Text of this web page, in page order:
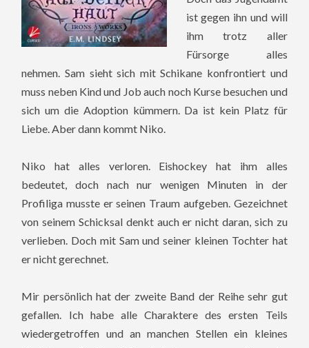
ist gegen ihn und will
ihm trotz aller
Fürsorge alles
nehmen. Sam sieht sich mit Schikane konfrontiert und
muss neben Kind und Job auch noch Kurse besuchen und
sich um die Adoption kümmern. Da ist kein Platz für
Liebe. Aber dann kommt Niko.
Niko hat alles verloren. Eishockey hat ihm alles
bedeutet, doch nach nur wenigen Minuten in der
Profiliga musste er seinen Traum aufgeben. Gezeichnet
von seinem Schicksal denkt auch er nicht daran, sich zu
verlieben. Doch mit Sam und seiner kleinen Tochter hat
er nicht gerechnet.
Mir persönlich hat der zweite Band der Reihe sehr gut
gefallen. Ich habe alle Charaktere des ersten Teils
wiedergetroffen und an manchen Stellen ein kleines